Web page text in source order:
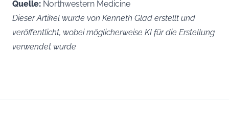
Quelle: Northwestern Medicine
Dieser Artikel wurde von Kenneth Glad erstellt und
veröffentlicht, wobei möglicherweise KI für die Erstellung
verwendet wurde